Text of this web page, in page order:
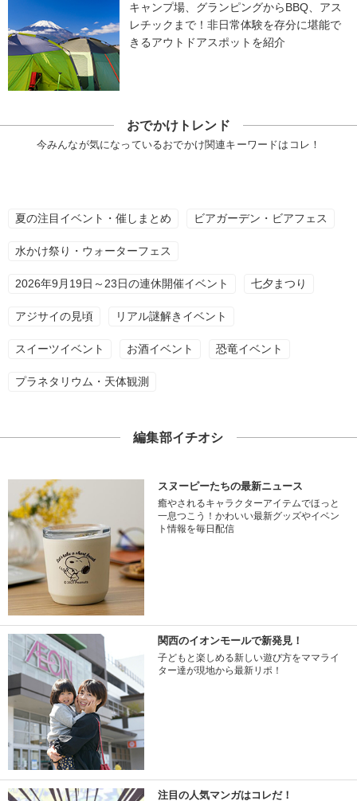
キャンプ場、グランピングからBBQ、アス
レチックまで！非日常体験を存分に堪能で
きるアウトドアスポットを紹介
おでかけトレンド
今みんなが気になっているおでかけ関連キーワードはコレ！
夏の注目イベント・催しまとめ ビアガーデン・ビアフェス
水かけ祭り・ウォーターフェス
2026年9月19日～23日の連休開催イベント 七夕まつり
アジサイの見頃 リアル謎解きイベント
スイーツイベント お酒イベント 恐竜イベント
プラネタリウム・天体観測
編集部イチオシ
スヌーピーたちの最新ニュース
癒やされるキャラクターアイテムでほっと
一息つこう！かわいい最新グッズやイベン
ト情報を毎日配信
関西のイオンモールで新発見！
子どもと楽しめる新しい遊び方をママライ
ター達が現地から最新リポ！
注目の人気マンガはコレだ！